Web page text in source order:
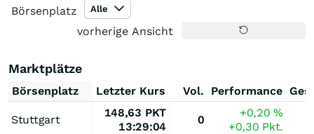
Börsenplatz Alle
vorherige Ansicht
Marktplätze
Börsenplatz Letzter Kurs Vol. Performance
Stuttgart
148,63 PKT
13:29:04
0
+0,20%
+0,30 Pkt.